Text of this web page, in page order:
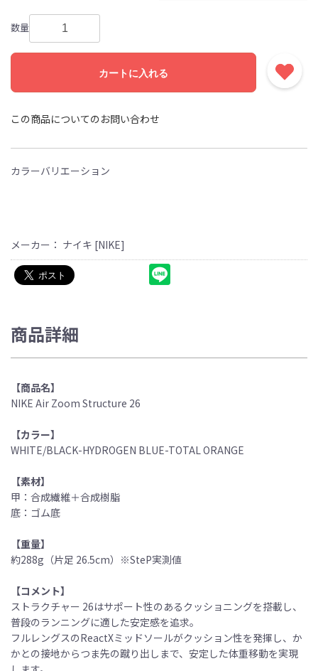
数量
カートに入れる
この商品についてのお問い合わせ
カラーバリエーション
メーカー： ナイキ [NIKE]
商品詳細
【商品名】
NIKE Air Zoom Structure 26
【カラー】
WHITE/BLACK-HYDROGEN BLUE-TOTAL ORANGE
【素材】
甲：合成繊維＋合成樹脂
底：ゴム底
【重量】
約288g（片足 26.5cm）※SteP実測値
【コメント】
ストラクチャー 26はサポート性のあるクッショニングを搭載し、
普段のランニングに適した安定感を追求。
フルレングスのReactXミッドソールがクッション性を発揮し、か
かとの接地からつま先の蹴り出しまで、安定した体重移動を実現